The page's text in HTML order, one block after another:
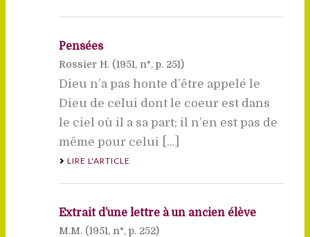
Pensées
Rossier H. (1951, n°, p. 251)
Dieu n’a pas honte d’être appelé le
Dieu de celui dont le coeur est dans
le ciel où il a sa part; il n’en est pas de
même pour celui [...]
LIRE L'ARTICLE
Extrait d’une lettre à un ancien élève
M.M. (1951, n°, p. 252)